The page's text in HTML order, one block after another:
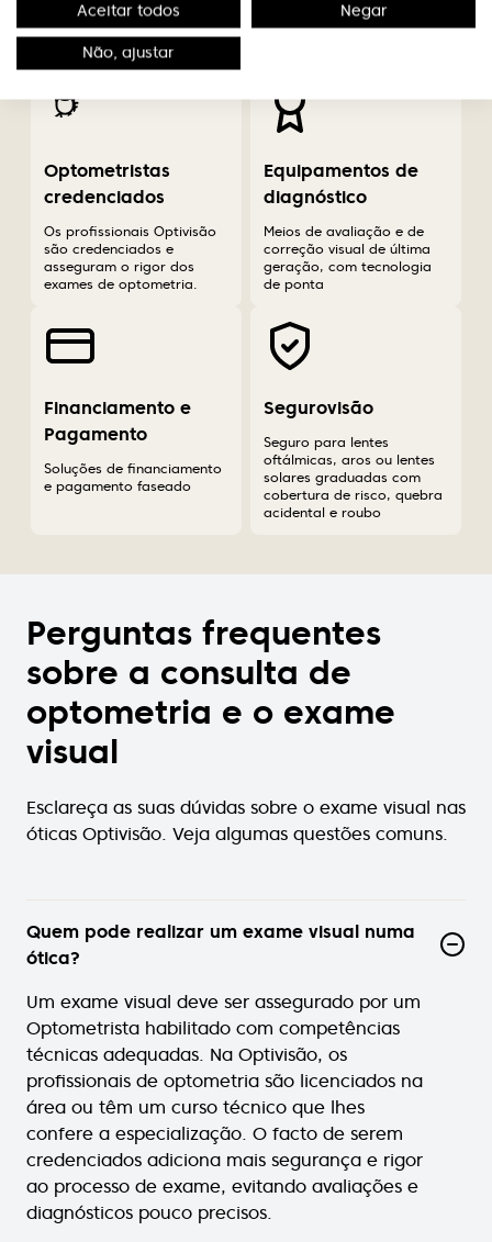
visual
Optometristas
credenciados
Os profissionais Optivisão
são credenciados e
asseguram o rigor dos
exames de optometria.
Equipamentos de
diagnóstico
Meios de avaliação e de
correção visual de última
geração, com tecnologia
de ponta
Financiamento e
Pagamento
Soluções de financiamento
e pagamento faseado
Segurovisão
Seguro para lentes
oftálmicas, aros ou lentes
solares graduadas com
cobertura de risco, quebra
acidental e roubo
Perguntas frequentes
sobre a consulta de
optometria e o exame
visual
Esclareça as suas dúvidas sobre o exame visual nas
óticas Optivisão. Veja algumas questões comuns.
Quem pode realizar um exame visual numa
ótica?
Um exame visual deve ser assegurado por um
Optometrista habilitado com competências
técnicas adequadas. Na Optivisão, os
profissionais de optometria são licenciados na
área ou têm um curso técnico que lhes
confere a especialização. O facto de serem
credenciados adiciona mais segurança e rigor
ao processo de exame, evitando avaliações e
diagnósticos pouco precisos.
Aceitar todos Negar
Não, ajustar